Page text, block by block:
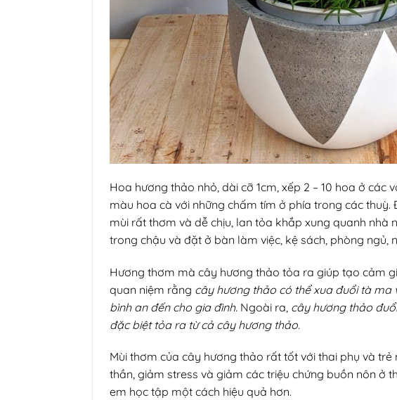
Hoa hương thảo nhỏ, dài cỡ 1cm, xếp 2 – 10 hoa ở các
màu hoa cà với những chấm tím ở phía trong các thuỳ.
mùi rất thơm và dễ chịu, lan tỏa khắp xung quanh nhà
trong chậu và đặt ở bàn làm việc, kệ sách, phòng ngủ,
Hương thơm mà cây hương thảo tỏa ra giúp tạo cảm
quan niệm rằng cây hương thảo có thể xua đuổi tà ma
bình an đến cho gia đình. Ngoài ra, cây hương thảo
đặc biệt tỏa ra từ cả cây hương thảo.
Mùi thơm của cây hương thảo rất tốt với thai phụ và
thần, giảm stress và giảm các triệu chứng buồn nôn ở
em học tập một cách hiệu quả hơn.